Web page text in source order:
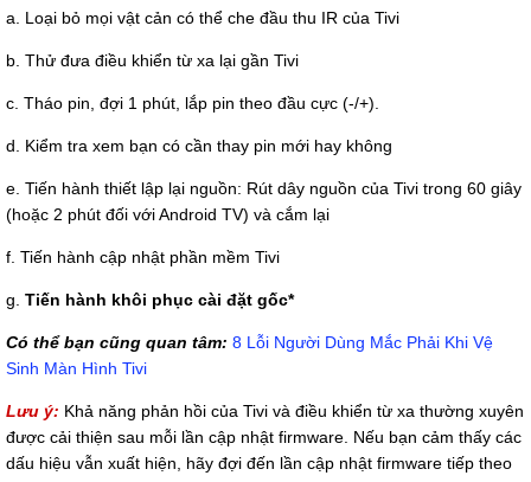
a. Loại bỏ mọi vật cản có thể che đầu thu IR của Tivi
b. Thử đưa điều khiển từ xa lại gần Tivi
c. Tháo pin, đợi 1 phút, lắp pin theo đầu cực (-/+).
d. Kiểm tra xem bạn có cần thay pin mới hay không
e. Tiến hành thiết lập lại nguồn: Rút dây nguồn của Tivi trong 60 giây
(hoặc 2 phút đối với Android TV) và cắm lại
f. Tiến hành cập nhật phần mềm Tivi
g. Tiến hành khôi phục cài đặt gốc*
Có thể bạn cũng quan tâm: 8 Lỗi Người Dùng Mắc Phải Khi Vệ
Sinh Màn Hình Tivi
Lưu ý: Khả năng phản hồi của Tivi và điều khiển từ xa thường xuyên
được cải thiện sau mỗi lần cập nhật firmware. Nếu bạn cảm thấy các
dấu hiệu vẫn xuất hiện, hãy đợi đến lần cập nhật firmware tiếp theo